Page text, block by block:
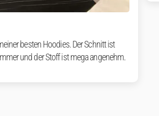
besten Hoodies. Der Schnitt ist
und der Stoff ist mega angenehm.